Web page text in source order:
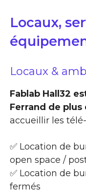
Locaux,
Locaux &
Fablab Hall32
Ferrand de plus
accueillir les
✅ Location de
open space /
✅ Location de
fermés